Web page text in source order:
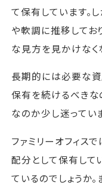
て保有しています。
や軟調に推移してお
な見方を見かけなく
長期的には必要な資
保有を続けるべきな
なのか少し迷ってい
ファミリーオフィス
配分として保有して
ているのでしょうか